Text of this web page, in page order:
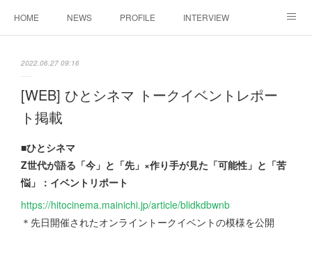
HOME NEWS PROFILE INTERVIEW
2022.06.27 09:16
[WEB] ひとシネマ トークイベントレポー
ト掲載
■ひとシネマ
Z世代が語る「今」と「先」×作り手が見た「可能性」と「苦
悩」：イベントリポート
https://hitocinema.mainichi.jp/article/blidkdbwnb
＊先日開催されたオンライントークイベントの模様を公開